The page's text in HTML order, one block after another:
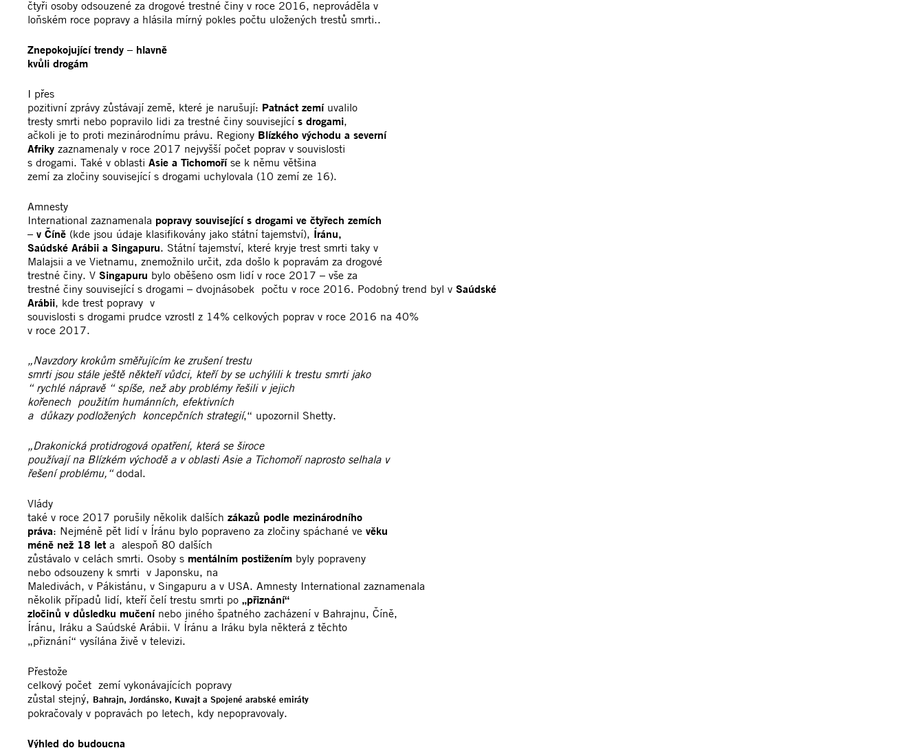
čtyři osoby odsouzené za drogové trestné činy v roce 2016, neprováděla v
loňském roce popravy a hlásila mírný pokles počtu uložených trestů smrti..
Znepokojující trendy – hlavně
kvůli drogám
I přes
pozitivní zprávy zůstávají země, které je narušují: Patnáct zemíuvalilo
tresty smrti nebo popravilo lidi za trestné činy související s drogami,
ačkoli je to proti mezinárodnímu právu. Regiony Blízkého východu a severní
Afriky zaznamenaly v roce 2017 nejvyšší počet poprav v souvislosti
s drogami. Také v oblasti Asie a Tichomoříse k němu většina
zemí za zločiny související s drogami uchylovala (10 zemí ze 16).
Amnesty
International zaznamenala popravy související s drogami ve čtyřech zemích
– v Číně (kde jsou údaje klasifikovány jako státní tajemství), Íránu,
Saúdské Arábii a Singapuru. Státní tajemství, které kryje trest smrti taky v
Malajsii a ve Vietnamu, znemožnilo určit, zda došlo k popravám za drogové
trestné činy. V Singapuru bylo oběšeno osm lidí v roce 2017 – vše za
trestné činy související s drogami – dvojnásobek počtu v roce 2016. Podobný trend byl v Saúdské
Arábii, kde trest popravy v
souvislosti s drogami prudce vzrostl z 14% celkových poprav v roce 2016 na 40%
v roce 2017.
„Navzdory krokům směřujícím ke zrušení trestu
smrti jsou stále ještě někteří vůdci, kteří by se uchýlili k trestu smrti jako
“ rychlé nápravě “ spíše, než aby problémy řešili v jejich
kořenech použitím humánních, efektivních
a důkazy podložených koncepčních strategií,“ upozornil Shetty.
„Drakonická protidrogová opatření, která se široce
používají na Blízkém východě a v oblasti Asie a Tichomoří naprosto selhala v
řešení problému,“dodal.
Vlády
také v roce 2017 porušily několik dalších zákazů podle mezinárodního
práva: Nejméně pět lidí v Íránu bylo popraveno za zločiny spáchané ve věku
méně než 18 let a alespoň 80 dalších
zůstávalo v celách smrti. Osoby s mentálním postižením byly popraveny
nebo odsouzeny k smrti v Japonsku, na
Maledivách, v Pákistánu, v Singapuru a v USA. Amnesty International zaznamenala
několik případů lidí, kteří čelí trestu smrti po „přiznání“
zločinů v důsledku mučenínebo jiného špatného zacházení v Bahrajnu, Číně,
Íránu, Iráku a Saúdské Arábii. V Íránu a Iráku byla některá z těchto
„přiznání“ vysílána živě v televizi.
Přestože
celkový počet zemí vykonávajících popravy
zůstal stejný, Bahrajn, Jordánsko, Kuvajt a Spojené arabské emiráty
pokračovaly v popravách po letech, kdy nepopravovaly.
Výhled do budoucna